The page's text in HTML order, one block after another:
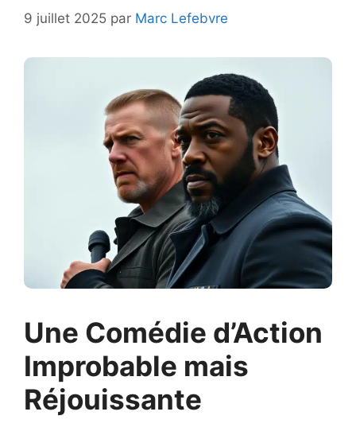
9 juillet 2025 par Marc Lefebvre
Une Comédie d’Action
Improbable mais
Réjouissante